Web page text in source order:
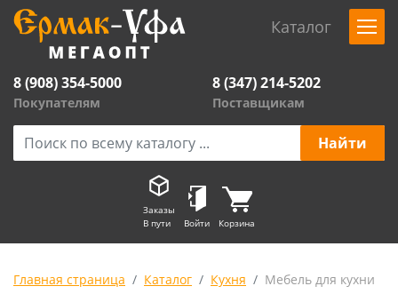
Каталог
8 (908) 354-5000
Покупателям
8 (347) 214-5202
Поставщикам
Заказы
В пути
Войти Корзина
Главная страница Каталог Кухня Мебель для кухни